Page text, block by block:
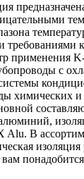
применения
с
химических
алюминий,
Alu. В